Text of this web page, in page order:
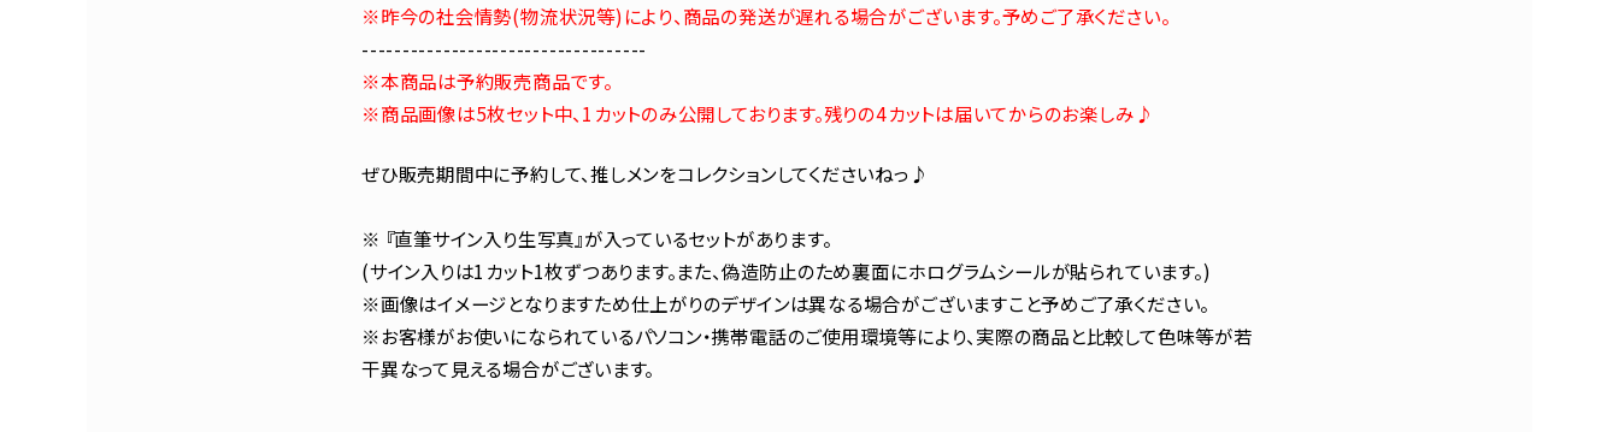
※昨今の社会情勢(物流状況等)により、商品の発送が遅れる場合がございます。予めご了承ください。
-----------------------------------
※本商品は予約販売商品です。
※商品画像は5枚セット中、1カットのみ公開しております。残りの4カットは届いてからのお楽しみ♪
ぜひ販売期間中に予約して、推しメンをコレクションしてくださいねっ♪
※ 『直筆サイン入り生写真』が入っているセットがあります。
(サイン入りは1カット1枚ずつあります。また、偽造防止のため裏面にホログラムシールが貼られています。)
※画像はイメージとなりますため仕上がりのデザインは異なる場合がございますこと予めご了承ください。
※お客様がお使いになられているパソコン・携帯電話のご使用環境等により、実際の商品と比較して色味等が若
干異なって見える場合がございます。